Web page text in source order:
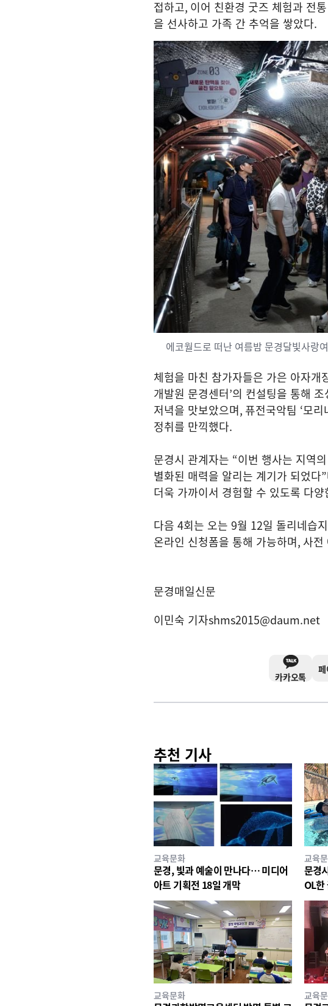
접하고, 이어 친환경 굿즈 체험과 전
을 선사하고 가족 간 추억을 쌓았다.
에코월드로 떠난 여름밤 문경달빛사랑
체험을 마친 참가자들은 가은 아자
개발원 문경센터’의 컨설팅을 통해 조
저녁을 맛보았으며, 퓨전국악팀 ‘모리
정취를 만끽했다.
문경시 관계자는 “이번 행사는 지역
별화된 매력을 알리는 계기가 되었다”
더욱 가까이서 경험할 수 있도록 다
다음 4회는 오는 9월 12일 돌리네습
온라인 신청폼을 통해 가능하며, 사전
문경매일신문
이민숙 기자shms2015@daum.net
카카오톡
추천 기사
교육문화
문경, 빛과 예술이 만나다… 미디어
아트 기획전 18일 개막
교육
문경
OL한
교육문화 교육